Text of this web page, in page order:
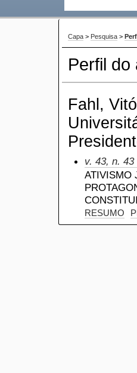
Capa > Pesquisa >
Perfil do
Fahl,
v. 43, n. 43
ATIVISMO
RESUMO